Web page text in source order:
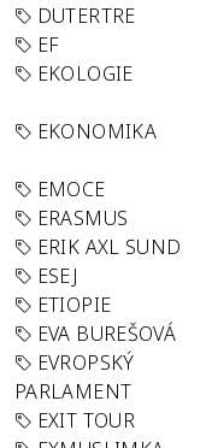
DUTERTRE
EF
EKOLOGIE
EKONOMIKA
EMOCE
ERASMUS
ERIK AXL SUND
ESEJ
ETIOPIE
EVA BUREŠOVÁ
EVROPSKÝ
PARLAMENT
EXIT TOUR